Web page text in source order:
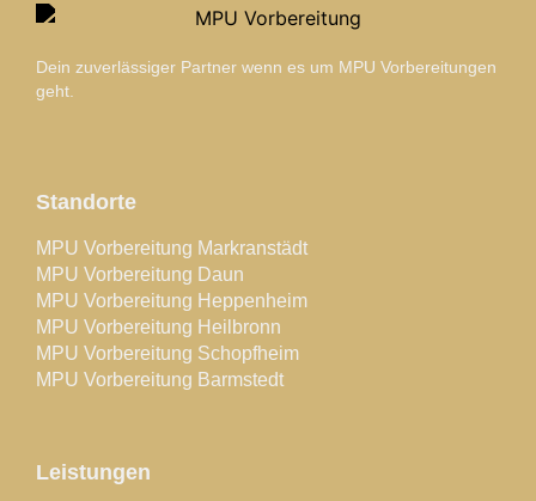
Dein zuverlässiger Partner wenn es um MPU Vorbereitungen
geht.
Standorte
MPU Vorbereitung Markranstädt
MPU Vorbereitung Daun
MPU Vorbereitung Heppenheim
MPU Vorbereitung Heilbronn
MPU Vorbereitung Schopfheim
MPU Vorbereitung Barmstedt
Leistungen